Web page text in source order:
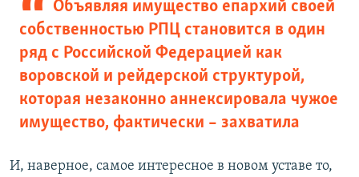
Объявляя имущество епархий своей
собственностью РПЦ становится в один
ряд с Российской Федерацией как
воровской и рейдерской структурой,
которая незаконно аннексировала чужое
имущество, фактически – захватила
И, наверное, самое интересное в новом уставе то,